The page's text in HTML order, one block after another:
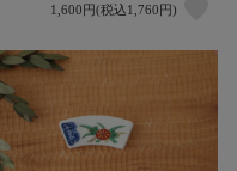
1,600円(税込1,760円)